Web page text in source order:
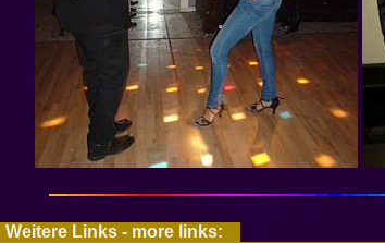
Weitere Links - more links: